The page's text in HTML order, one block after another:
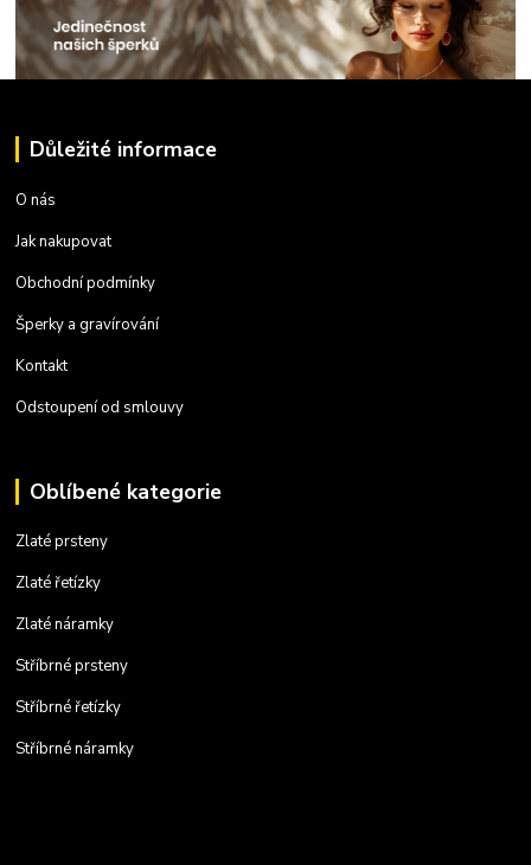
Důležité informace
O nás
Jak nakupovat
Obchodní podmínky
Šperky a gravírování
Kontakt
Odstoupení od smlouvy
Oblíbené kategorie
Zlaté prsteny
Zlaté řetízky
Zlaté náramky
Stříbrné prsteny
Stříbrné řetízky
Stříbrné náramky